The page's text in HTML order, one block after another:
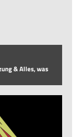
& Alles, was